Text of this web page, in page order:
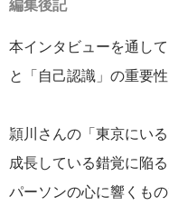
編集後記
本インタビューを通し
と「自己認識」の重要
頴川さんの「東京にい
成長している錯覚に陥
パーソンの心に響くも